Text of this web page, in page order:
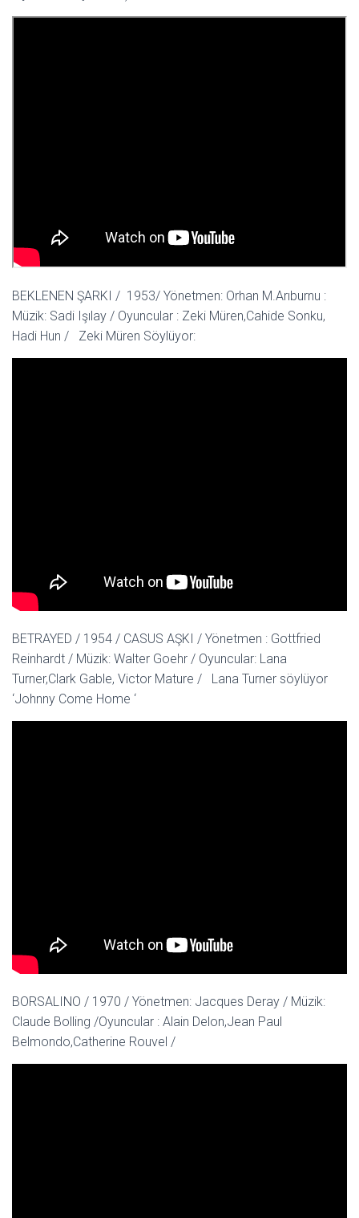
BEKLENEN ŞARKI / 1953/ Yönetmen: Orhan M.Arıburnu :
Müzik: Sadi Işılay / Oyuncular : Zeki Müren,Cahide Sonku,
Hadi Hun / Zeki Müren Söylüyor:
BETRAYED / 1954 / CASUS AŞKI / Yönetmen : Gottfried
Reinhardt / Müzik: Walter Goehr / Oyuncular: Lana
Turner,Clark Gable, Victor Mature / Lana Turner söylüyor
‘Johnny Come Home ‘
BORSALINO / 1970 / Yönetmen: Jacques Deray / Müzik:
Claude Bolling /Oyuncular : Alain Delon,Jean Paul
Belmondo,Catherine Rouvel /